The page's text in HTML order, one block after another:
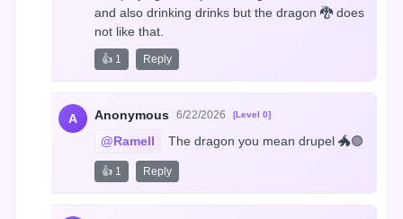
and also drinking drinks but the dragon 🐉 does
not like that.
👍 1 Reply
A Anonymous 6/22/2026 [Level 0]
@Ramell The dragon you mean drupel 🐲🟣
👍 1 Reply